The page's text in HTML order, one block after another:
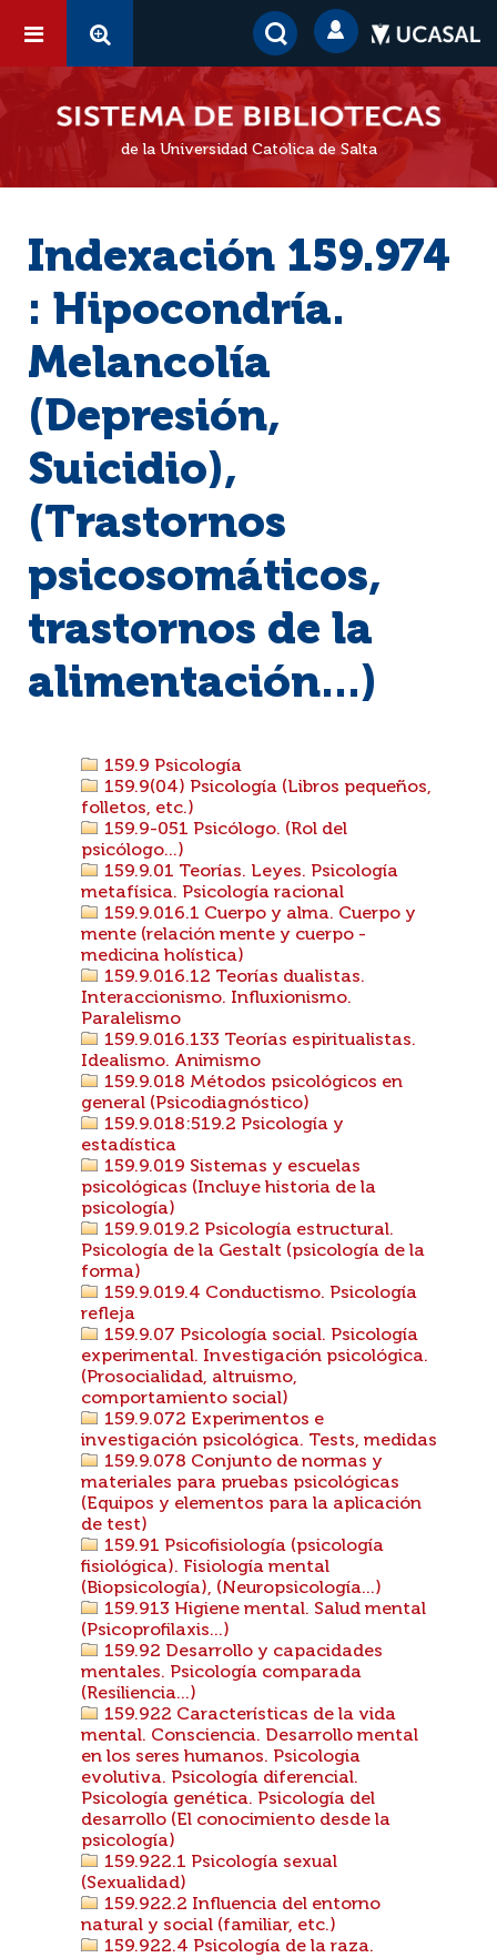
de la Universidad Católica de Salta
Indexación 159.974
: Hipocondría.
Melancolía
(Depresión,
Suicidio),
(Trastornos
psicosomáticos,
trastornos de la
alimentación...)
159.9 Psicología
159.9(04) Psicología (Libros pequeños,
folletos, etc.)
159.9-051 Psicólogo. (Rol del
psicólogo...)
159.9.01 Teorías. Leyes. Psicología
metafísica. Psicología racional
159.9.016.1 Cuerpo y alma. Cuerpo y
mente (relación mente y cuerpo -
medicina holística)
159.9.016.12 Teorías dualistas.
Interaccionismo. Influxionismo.
Paralelismo
159.9.016.133 Teorías espiritualistas.
Idealismo. Animismo
159.9.018 Métodos psicológicos en
general (Psicodiagnóstico)
159.9.018:519.2 Psicología y
estadística
159.9.019 Sistemas y escuelas
psicológicas (Incluye historia de la
psicología)
159.9.019.2 Psicología estructural.
Psicología de la Gestalt (psicología de la
forma)
159.9.019.4 Conductismo. Psicología
refleja
159.9.07 Psicología social. Psicología
experimental. Investigación psicológica.
(Prosocialidad, altruismo,
comportamiento social)
159.9.072 Experimentos e
investigación psicológica. Tests, medidas
159.9.078 Conjunto de normas y
materiales para pruebas psicológicas
(Equipos y elementos para la aplicación
de test)
159.91 Psicofisiología (psicología
fisiológica). Fisiología mental
(Biopsicología), (Neuropsicología...)
159.913 Higiene mental. Salud mental
(Psicoprofilaxis...)
159.92 Desarrollo y capacidades
mentales. Psicología comparada
(Resiliencia...)
159.922 Características de la vida
mental. Consciencia. Desarrollo mental
en los seres humanos. Psicologia
evolutiva. Psicología diferencial.
Psicología genética. Psicología del
desarrollo (El conocimiento desde la
psicología)
159.922.1 Psicología sexual
(Sexualidad)
159.922.2 Influencia del entorno
natural y social (familiar, etc.)
159.922.4 Psicología de la raza.